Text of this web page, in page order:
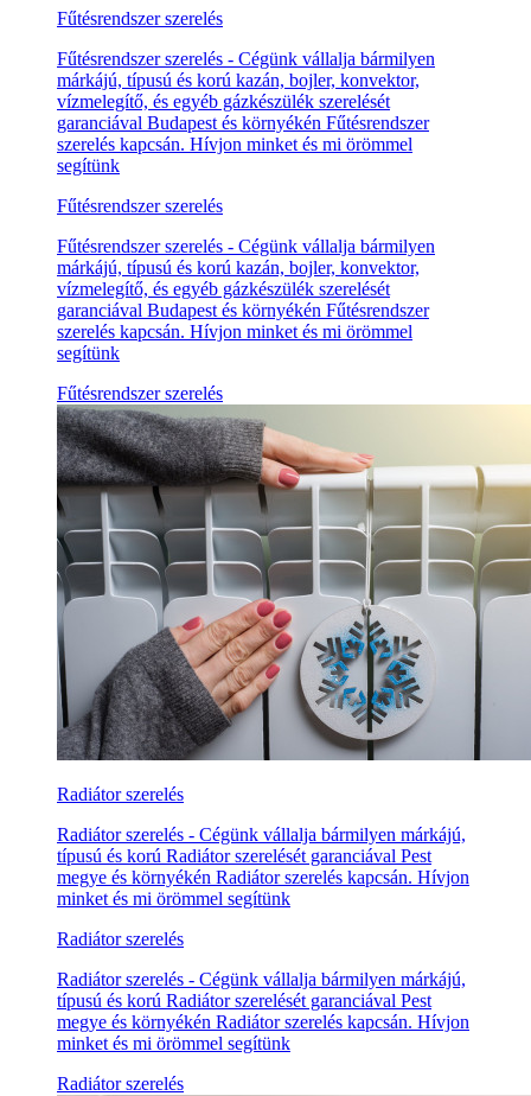
Fűtésrendszer szerelés
Fűtésrendszer szerelés - Cégünk vállalja bármilyen
márkájú, típusú és korú kazán, bojler, konvektor,
vízmelegítő, és egyéb gázkészülék szerelését
garanciával Budapest és környékén Fűtésrendszer
szerelés kapcsán. Hívjon minket és mi örömmel
segítünk
Fűtésrendszer szerelés
Fűtésrendszer szerelés - Cégünk vállalja bármilyen
márkájú, típusú és korú kazán, bojler, konvektor,
vízmelegítő, és egyéb gázkészülék szerelését
garanciával Budapest és környékén Fűtésrendszer
szerelés kapcsán. Hívjon minket és mi örömmel
segítünk
Fűtésrendszer szerelés
Radiátor szerelés
Radiátor szerelés - Cégünk vállalja bármilyen márkájú,
típusú és korú Radiátor szerelését garanciával Pest
megye és környékén Radiátor szerelés kapcsán. Hívjon
minket és mi örömmel segítünk
Radiátor szerelés
Radiátor szerelés - Cégünk vállalja bármilyen márkájú,
típusú és korú Radiátor szerelését garanciával Pest
megye és környékén Radiátor szerelés kapcsán. Hívjon
minket és mi örömmel segítünk
Radiátor szerelés